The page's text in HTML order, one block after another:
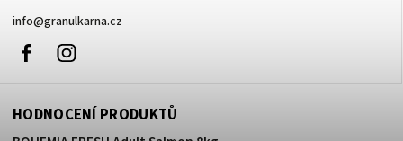
info@granulkarna.cz
Facebook
HODNOCENÍ PRODUKTŮ